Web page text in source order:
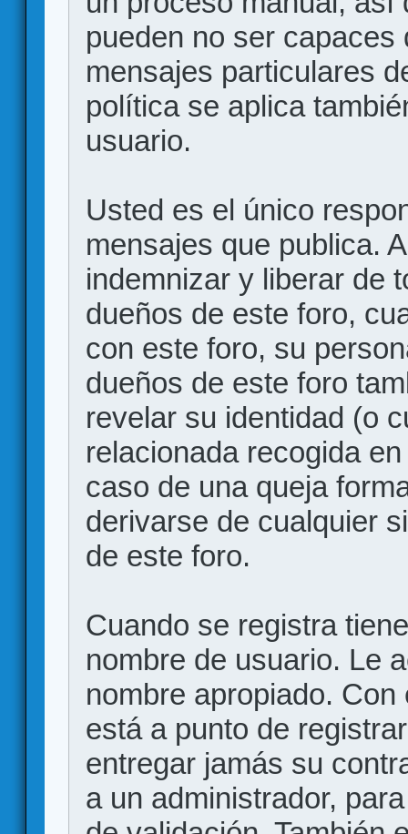
pueden no ser
mensajes particulares
política se aplica
usuario.
Usted es el único
mensajes que publica.
indemnizar y liberar de
dueños de este foro,
con este foro, su
dueños de este foro
revelar su identidad (o
relacionada recogida
caso de una queja
derivarse de cualquier
de este foro.
Cuando se registra
nombre de usuario. Le
nombre apropiado.
está a punto de
entregar jamás su
a un administrador,